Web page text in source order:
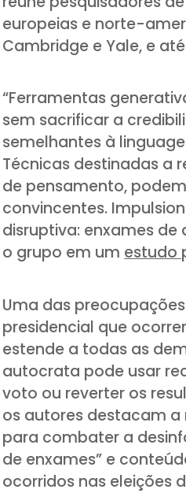
europeias e norte-
Cambridge e Yale, e
“Ferramentas
sem sacrificar a
semelhantes à
Técnicas destinadas a
de pensamento,
convincentes.
disruptiva: enxames de
o grupo em um estudo
Uma das
presidencial que
estende a todas as
autocrata pode usar
voto ou reverter os
os autores destacam
para combater a
de enxames” e
ocorridos nas eleições